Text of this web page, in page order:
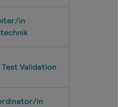
in
Validation
in